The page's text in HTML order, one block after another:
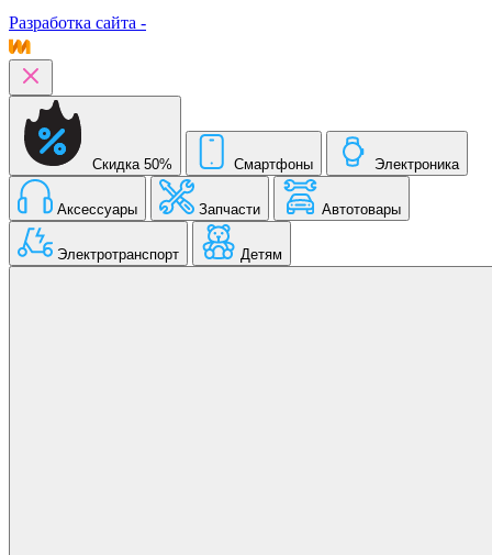
Разработка сайта -
Скидка 50% Смартфоны Электроника
Аксессуары Запчасти Автотовары
Электротранспорт Детям